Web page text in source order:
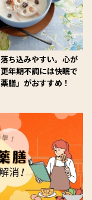
ち込みやすい。心が
年期不調には快眠で
膳」がおすすめ！